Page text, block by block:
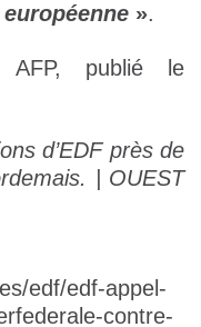
».
publié le
d’EDF près de
| OUEST
edf/edf-appel-
contre-